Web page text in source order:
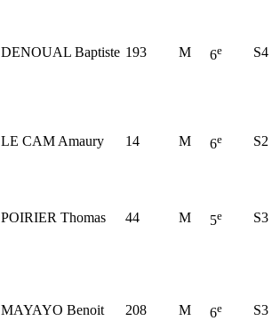
DENOUAL Baptiste 193 M 6e S4
LE CAM Amaury 14 M 6e S2
POIRIER Thomas 44 M 5e S3
MAYAYO Benoit 208 M 6e S3